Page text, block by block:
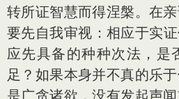
转所证智慧而得涅槃。在
要先自我审视：相应于实
应先具备的种种次法，是
足？如果本身并不真的乐
是广贪诸欲，没有发起声